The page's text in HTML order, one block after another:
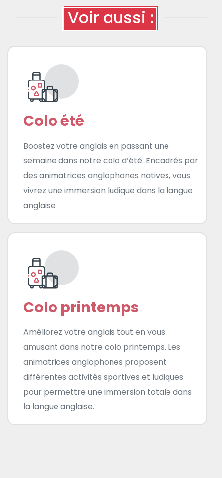
Voir aussi :
Colo été
Boostez votre anglais en passant une
semaine dans notre colo d’été. Encadrés par
des animatrices anglophones natives, vous
vivrez une immersion ludique dans la langue
anglaise.
Colo printemps
Améliorez votre anglais tout en vous
amusant dans notre colo printemps. Les
animatrices anglophones proposent
différentes activités sportives et ludiques
pour permettre une immersion totale dans
la langue anglaise.